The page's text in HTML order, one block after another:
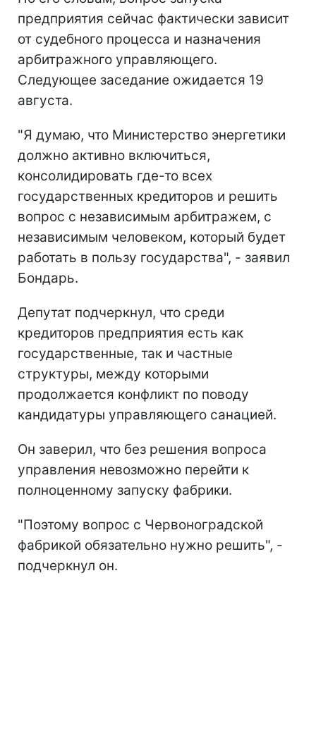
предприятия сейчас фактически зависит
от судебного процесса и назначения
арбитражного управляющего.
Следующее заседание ожидается 19
августа.
"Я думаю, что Министерство энергетики
должно активно включиться,
консолидировать где-то всех
государственных кредиторов и решить
вопрос с независимым арбитражем, с
независимым человеком, который будет
работать в пользу государства", - заявил
Бондарь.
Депутат подчеркнул, что среди
кредиторов предприятия есть как
государственные, так и частные
структуры, между которыми
продолжается конфликт по поводу
кандидатуры управляющего санацией.
Он заверил, что без решения вопроса
управления невозможно перейти к
полноценному запуску фабрики.
"Поэтому вопрос с Червоноградской
фабрикой обязательно нужно решить", -
подчеркнул он.